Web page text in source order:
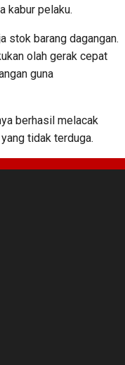
kabur pelaku.
stok barang dagangan.
olah gerak cepat
guna
berhasil melacak
tidak terduga.